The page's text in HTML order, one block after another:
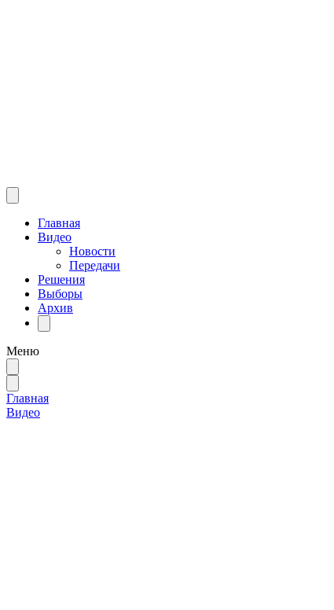
Главная
Видео
Новости
Передачи
Решения
Выборы
Архив
Меню
Главная
Видео